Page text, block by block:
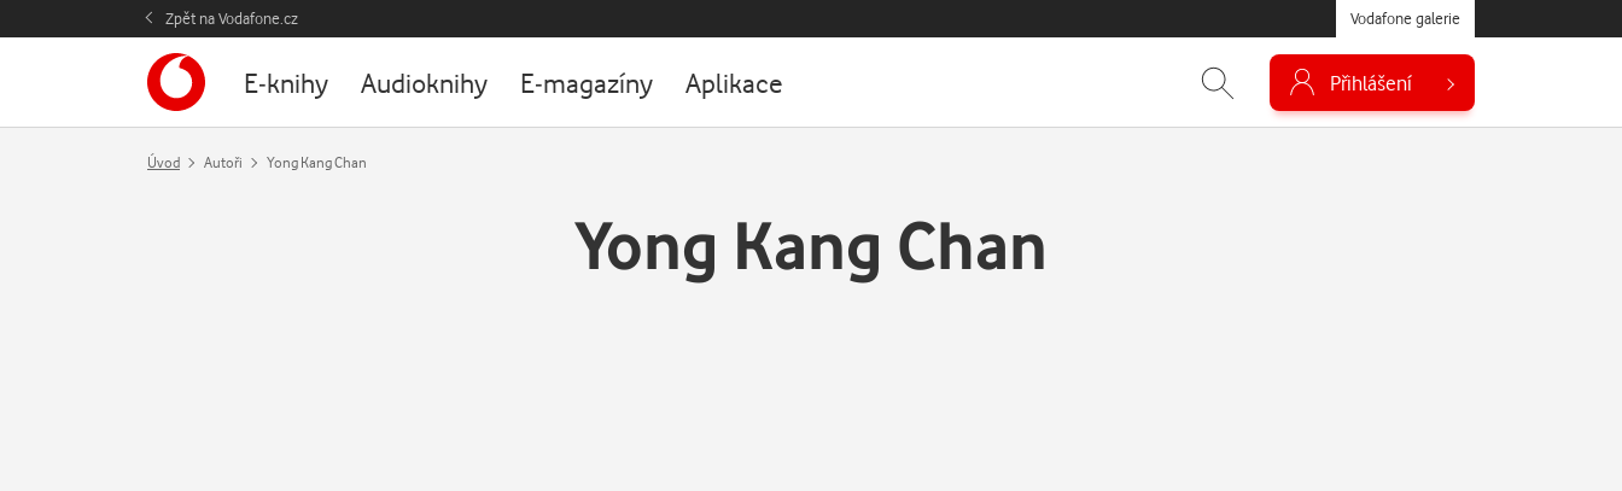
Zpět na Vodafone.cz Vodafone galerie
E-knihy Audioknihy E-magazíny Aplikace Přihlášení
Úvod Autoři Yong Kang Chan
Yong Kang Chan